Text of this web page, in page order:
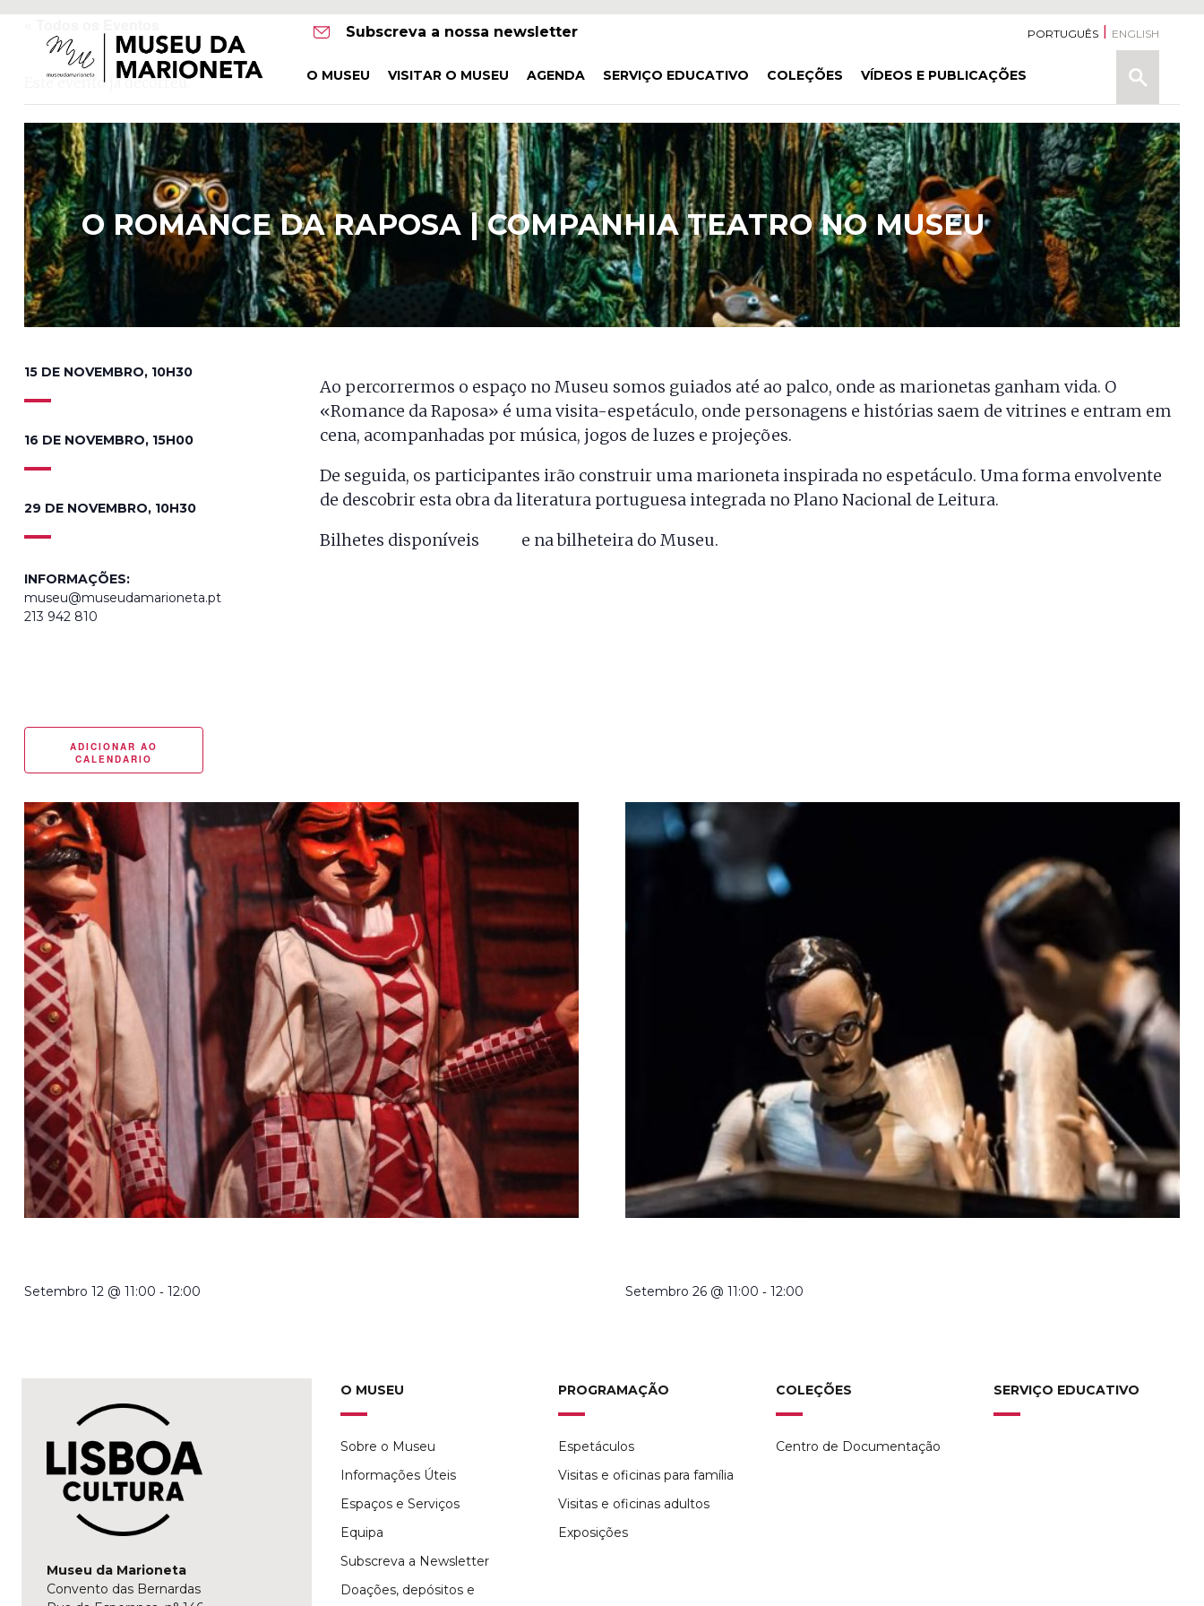
Museu
da
Marioneta
Subscreva a nossa newsletter PORTUGUÊS ENGLISH
O MUSEU VISITAR O MUSEU AGENDA SERVIÇO EDUCATIVO COLEÇÕES VÍDEOS E PUBLICAÇÕES
Este evento já decorreu.
O ROMANCE DA RAPOSA | COMPANHIA TEATRO NO MUSEU
15 DE NOVEMBRO, 10H30
16 DE NOVEMBRO, 15H00
29 DE NOVEMBRO, 10H30
INFORMAÇÕES:
museu@museudamarioneta.pt
213 942 810
Ao percorrermos o espaço no Museu somos guiados até ao palco, onde as marionetas ganham vida. O
«Romance da Raposa» é uma visita-espetáculo, onde personagens e histórias saem de vitrines e entram em
cena, acompanhadas por música, jogos de luzes e projeções.
De seguida, os participantes irão construir uma marioneta inspirada no espetáculo. Uma forma envolvente
de descobrir esta obra da literatura portuguesa integrada no Plano Nacional de Leitura.
Bilhetes disponíveis
e na bilheteira do Museu.
ADICIONAR AO
CALENDARIO
Setembro 12 @ 11:00 - 12:00
Setembro 26 @ 11:00 - 12:00
O MUSEU
Sobre o Museu
Informações Úteis
Espaços e Serviços
Equipa
Subscreva a Newsletter
Doações, depósitos e
PROGRAMAÇÃO
Espetáculos
Visitas e oficinas para família
Visitas e oficinas adultos
Exposições
COLEÇÕES
Centro de Documentação
SERVIÇO EDUCATIVO
Museu da Marioneta
Convento das Bernardas